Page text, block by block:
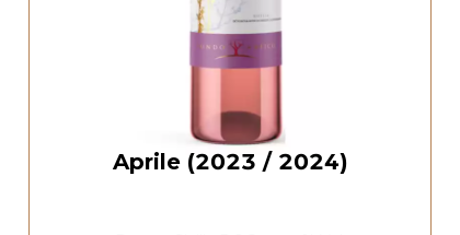
Aprile (2023 / 2024)